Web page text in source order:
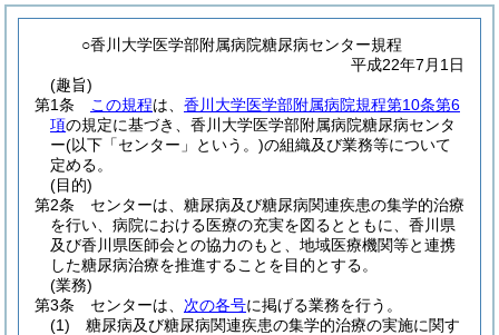
○香川大学医学部附属病院糖尿病センター規程
平成22年7月1日
(趣旨)
第1条
この規程は、 香川大学医学部附属病院規程第10条第6
項の規定に基づき、香川大学医学部附属病院糖尿病センタ
ー(以下「センター」という。)の組織及び業務等について
定める。
(目的)
第2条
センターは、糖尿病及び糖尿病関連疾患の集学的治療
を行い、病院における医療の充実を図るとともに、香川県
及び香川県医師会との協力のもと、地域医療機関等と連携
した糖尿病治療を推進することを目的とする。
(業務)
第3条
センターは、 次の各号に掲げる業務を行う。
(1)
糖尿病及び糖尿病関連疾患の集学的治療の実施に関す